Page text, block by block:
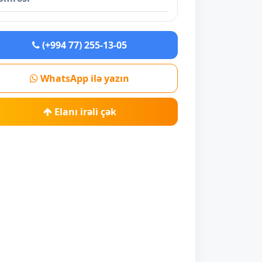
(+994 77) 255-13-05
WhatsApp ilə yazın
Elanı irəli çək